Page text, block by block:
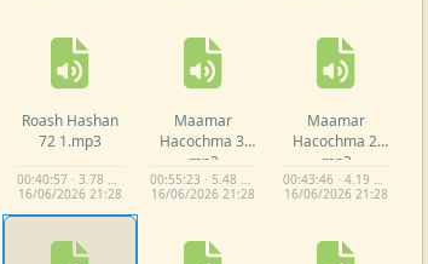
Maamar
Hacochma 2.
mp3
00:43:46 · 4.19 MB
16/06/2026 21:28
Maamar
Hacochma 3.
mp3
00:55:23 · 5.48 MB
16/06/2026 21:28
Roash Hashan
72 1.mp3
00:40:57 · 3.78 MB
16/06/2026 21:28